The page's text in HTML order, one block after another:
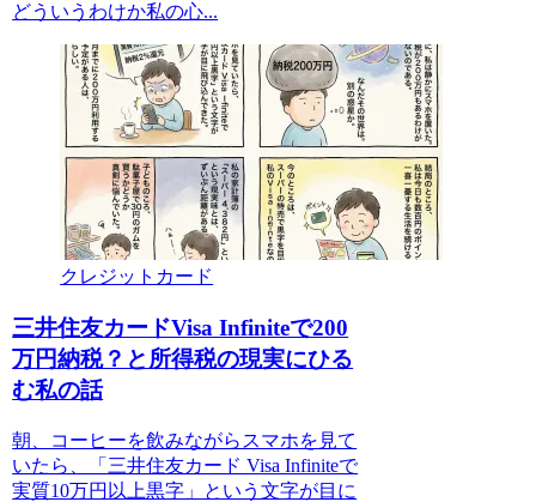
どういうわけか私の心...
クレジットカード
三井住友カードVisa Infiniteで200
万円納税？と所得税の現実にひる
む私の話
朝、コーヒーを飲みながらスマホを見て
いたら、「三井住友カード Visa Infiniteで
実質10万円以上黒字」という文字が目に